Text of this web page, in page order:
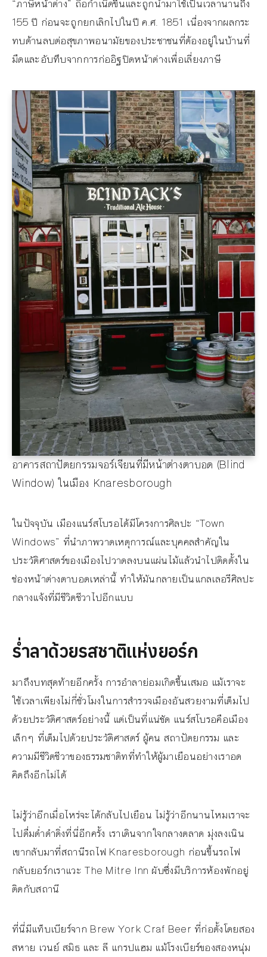
“ภาษีหน้าต่าง” ถือกำเนิดขึ้นและถูกนำมาใช้เป็นเวลานานถึง
155 ปี ก่อนจะถูกยกเลิกไปในปี ค.ศ. 1851 เนื่องจากผลกระ
ทบด้านลบต่อสุขภาพอนามัยของประชาชนที่ต้องอยู่ในบ้านที่
มืดและอับทึบจากการก่ออิฐปิดหน้าต่างเพื่อเลี่ยงภาษี
อาคารสถาปัตยกรรมจอร์เจียนที่มีหน้าต่างตาบอด (Blind
Window) ในเมือง Knaresborough
ในปัจจุบัน เมืองแนร์สโบรอได้มีโครงการศิลปะ “Town
Windows” ที่นำภาพวาดเหตุการณ์และบุคคลสำคัญใน
ประวัติศาสตร์ของเมืองไปวาดลงบนแผ่นไม้แล้วนำไปติดตั้งใน
ช่องหน้าต่างตาบอดเหล่านี้ ทำให้มันกลายเป็นแกลเลอรีศิลปะ
กลางแจ้งที่มีชีวิตชีวาไปอีกแบบ
ร่ำลาด้วยรสชาติแห่งยอร์ก
มาถึงบทสุดท้ายอีกครั้ง การอำลาย่อมเกิดขึ้นเสมอ แม้เราจะ
ใช้เวลาเพียงไม่กี่ชั่วโมงในการสำรวจเมืองอันสวยงามที่เต็มไป
ด้วยประวัติศาสตร์อย่างนี้ แต่เป็นที่แน่ชัด แนร์สโบรอคือเมือง
เล็กๆ ที่เต็มไปด้วยประวัติศาสตร์ ผู้คน สถาปัตยกรรม และ
ความมีชีวิตชีวาของธรรมชาติทที่ทำให้ผู้มาเยือนอย่างเราอด
คิดถึงอีกไม่ได้
ไม่รู้ว่าอีกเมื่อไหร่จะได้กลับไปเยือน ไม่รู้ว่าอีกนานไหมเราจะ
ไปดื่มด่ำดำดิ่งที่นี่อีกครั้ง เราเดินจากใจกลางตลาด มุ่งลงเนิน
เขากลับมาที่สถานีรถไฟ Knaresborough ก่อนขึ้นรถไฟ
กลับยอร์กเราแวะ The Mitre Inn ผับซึ่งมีบริการห้องพักอยู่
ติดกับสถานี
ที่นี่มีแท็บเบียร์จาก Brew York Craf Beer ที่ก่อตั้งโดยสอง
สหาย เวนย์ สมิธ และ ลี แกรปแฮม แม้โรงเบียร์ของสองหนุ่ม